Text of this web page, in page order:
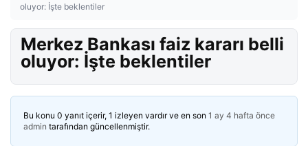
oluyor: İşte beklentiler
Merkez Bankası faiz kararı belli
oluyor: İşte beklentiler
Bu konu 0 yanıt içerir, 1 izleyen vardır ve en son 1 ay 4 hafta önce
admin tarafından güncellenmiştir.